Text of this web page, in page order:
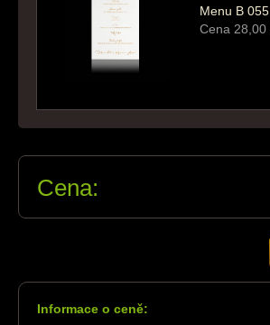
Menu B 055
Cena 28,00
Cena:
Informace o ceně: